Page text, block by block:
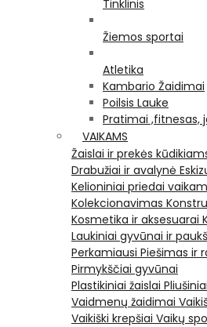
Tinklinis
Žiemos sportai
Atletika
Kambario Žaidimai
Poilsis Lauke
Pratimai ,fitnesas,
VAIKAMS
Žaislai ir prekės
Drabužiai ir avalynė
Kelioniniai priedai
Kolekcionavimas
Kosmetika ir aksesuarai
Laukiniai gyvūnai ir
Perkamiausi Piešimas ir
Pirmykščiai gyvūnai
Plastikiniai žaislai
Vaidmenų žaidimai
Vaikiški krepšiai Vaikų